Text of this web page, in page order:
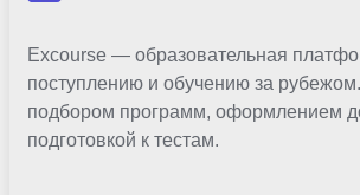
Excourse — образовательная
поступлению и обучению за
подбором программ, оформлением
подготовкой к тестам.